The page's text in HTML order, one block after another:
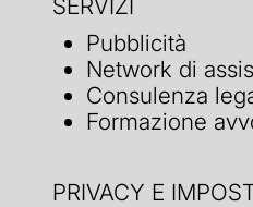
SERVIZI
Pubblicità
Network di
Consulenza
Formazione
PRIVACY E